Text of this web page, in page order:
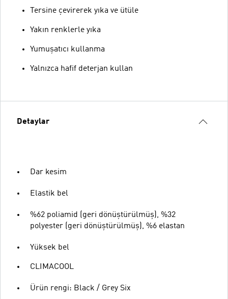
Tersine çevirerek yıka ve ütüle
Yakın renklerle yıka
Yumuşatıcı kullanma
Yalnızca hafif deterjan kullan
Detaylar
Dar kesim
Elastik bel
%62 poliamid (geri dönüştürülmüş), %32
polyester (geri dönüştürülmüş), %6 elastan
Yüksek bel
CLIMACOOL
Ürün rengi: Black / Grey Six